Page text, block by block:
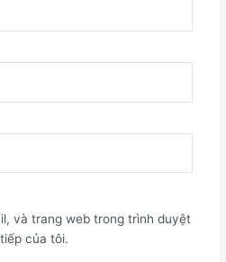
và trang web trong trình duyệt
của tôi.